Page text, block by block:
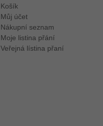
Košík
Můj účet
Nákupní seznam
Moje listina přání
Veřejná lístina přaní